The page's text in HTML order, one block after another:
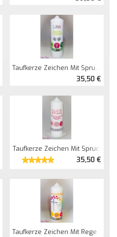
Taufkerze Zeichen Mit Spruch Und Hände
35,50 €
Taufkerze Zeichen Mit Spruch
35,50 €
Taufkerze Zeichen Mit Regenbogen Fußspuren